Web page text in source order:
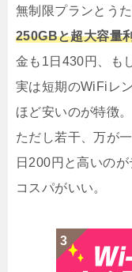
無制限プランとう
250GBと超大容量
金も1日430円、も
実は短期のWiFiレ
ほど安いのが特徴
ただし若干、万が
日200円と高いの
コスパがいい。